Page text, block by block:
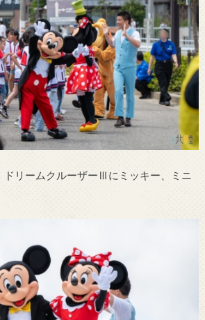
ドリームクルーザーⅢにミッキー、ミニ